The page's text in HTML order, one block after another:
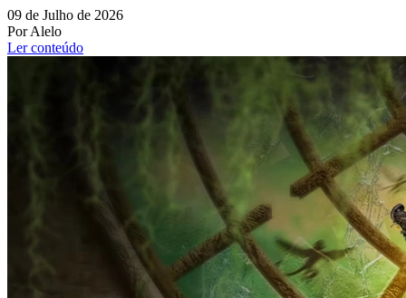
09 de Julho de 2026
Por Alelo
Ler conteúdo